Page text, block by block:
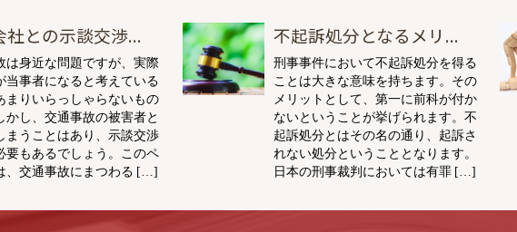
社との示談交渉...
は身近な問題ですが、実際
当事者になると考えている
まりいらっしゃらないもの
かし、交通事故の被害者と
まうことはあり、示談交渉
要もあるでしょう。このペ
、交通事故にまつわる […]
不起訴処分となるメリ...
刑事事件において不起訴処分を得る
ことは大きな意味を持ちます。その
メリットとして、第一に前科が付か
ないということが挙げられます。不
起訴処分とはその名の通り、起訴さ
れない処分ということとなります。
日本の刑事裁判においては有罪 […]